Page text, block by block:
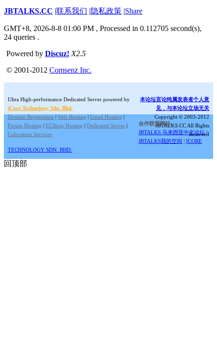
JBTALKS.CC |联系我们 |隐私政策 |Share
GMT+8, 2026-8-8 01:00 PM , Processed in 0.112705 second(s),
24 queries .
Powered by Discuz! X2.5
© 2001-2012 Comsenz Inc.
Ultra High-performance Dedicated Server powered by
iCore Technology Sdn. Bhd.
Domain Registration | Web Hosting | Email Hosting |
Forum Hosting | ECShop Hosting | Dedicated Server |
Colocation Services
本论坛言论纯属发表者个人意
见，与本论坛立场无关
Copyright © 2003-2012
JBTALKS.CC All Rights
Reserved
合作联盟网站:
JBTALKS 马来西亚中文论坛 |
JBTALKS我的空间 |ICORE
TECHNOLOGY SDN. BHD.
回顶部